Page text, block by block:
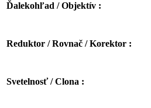
Ďalekohľad / Objektív :
Reduktor / Rovnač / Korektor :
Svetelnosť / Clona :